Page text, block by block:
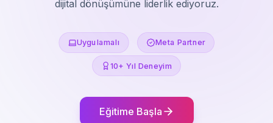
dijital dönüşümüne liderlik ediyoruz.
Uygulamalı Meta Partner
10+ Yıl Deneyim
Eğitime Başla